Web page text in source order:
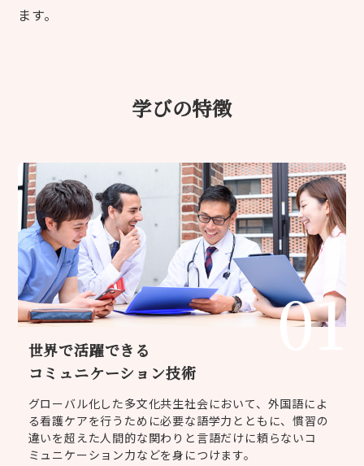
ます。
学びの特徴
01
世界で活躍できる
コミュニケーション技術
グローバル化した多文化共生社会において、外国語によ
る看護ケアを行うために必要な語学力とともに、慣習の
違いを超えた人間的な関わりと言語だけに頼らないコ
ミュニケーション力などを身につけます。